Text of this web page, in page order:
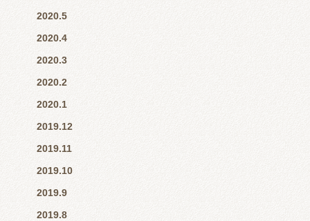
2020.5
2020.4
2020.3
2020.2
2020.1
2019.12
2019.11
2019.10
2019.9
2019.8